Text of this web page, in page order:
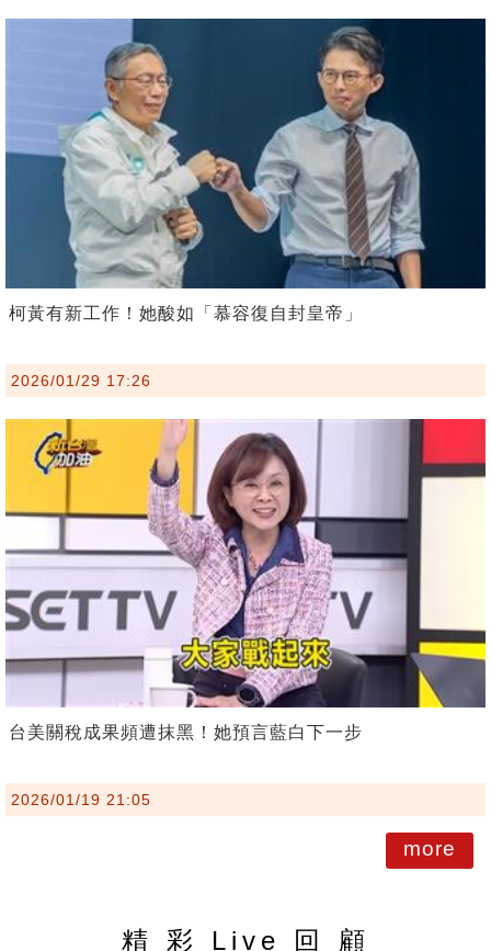
柯黃有新工作！她酸如「慕容復自封皇帝」
2026/01/29 17:26
台美關稅成果頻遭抹黑！她預言藍白下一步
2026/01/19 21:05
more
精 彩 Live 回 顧